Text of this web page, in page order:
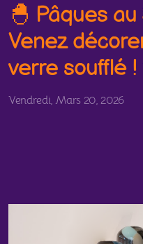
🐣 Pâques au
Venez
verre soufflé !
Vendredi, Mars 20, 2026